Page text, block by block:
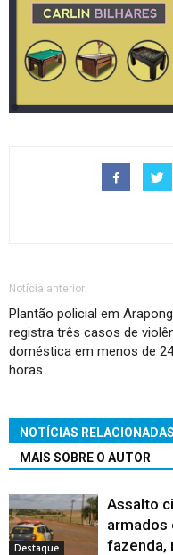
Notícia anterior
Plantão policial em
registra três casos de
doméstica em menos de 24
horas
NOTÍCIAS RELACIONADAS
MAIS SOBRE O AUTOR
Destaque
Assalto
armados
fazenda,